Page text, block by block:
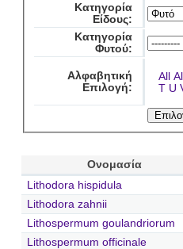
Κατηγορία
Είδους:
Κατηγορία
Φυτού:
Αλφαβητική
Επιλογή:
All
T U
Ονομασία
Lithodora hispidula
Lithodora zahnii
Lithospermum goulandriorum
Lithospermum officinale